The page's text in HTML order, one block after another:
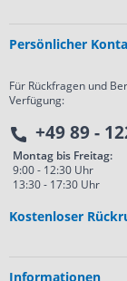
Persönlicher
Für Rückfragen und
Verfügung:
+49 89 -
Montag bis Freitag:
9:00 - 12:30 Uhr
13:30 - 17:30 Uhr
Kostenloser
Informationen